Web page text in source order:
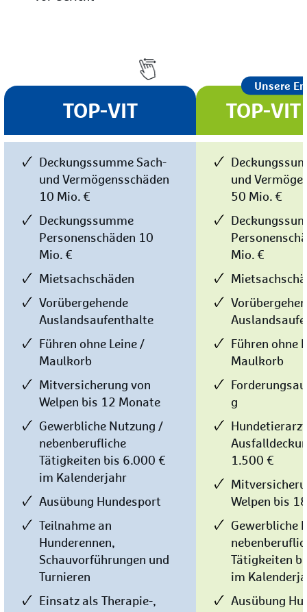
TOP-VIT
Deckungssumme Sach-
und Vermögensschäden
10 Mio. €
Deckungssumme
Personenschäden 10
Mio. €
Mietsachschäden
Vorübergehende
Auslandsaufenthalte
Führen ohne Leine /
Maulkorb
Mitversicherung von
Welpen bis 12 Monate
Gewerbliche Nutzung /
nebenberufliche
Tätigkeiten bis 6.000 €
im Kalenderjahr
Ausübung Hundesport
Teilnahme an
Hunderennen,
Schauvorführungen und
Turnieren
Einsatz als Therapie-,
Unsere
TOP-
und
50 Mio. €
Mio. €
Führen ohne
Maulkorb
g
1.500 €
Welpen bis
Gewerbliche
Tätigkeiten
im
Ausübung